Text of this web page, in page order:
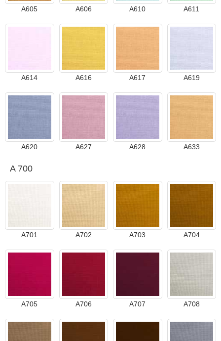
A605 A606 A610 A611
A614 A616 A617 A619
A620 A627 A628 A633
A 700
A701 A702 A703 A704
A705 A706 A707 A708